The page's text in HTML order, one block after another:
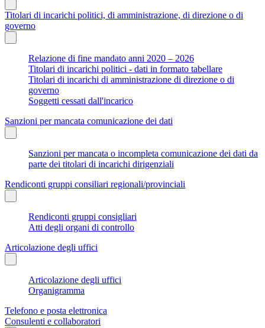
Titolari di incarichi politici, di amministrazione, di direzione o di
governo
Relazione di fine mandato anni 2020 – 2026
Titolari di incarichi politici - dati in formato tabellare
Titolari di incarichi di amministrazione di direzione o di
governo
Soggetti cessati dall'incarico
Sanzioni per mancata comunicazione dei dati
Sanzioni per mancata o incompleta comunicazione dei dati da
parte dei titolari di incarichi dirigenziali
Rendiconti gruppi consiliari regionali/provinciali
Rendiconti gruppi consigliari
Atti degli organi di controllo
Articolazione degli uffici
Articolazione degli uffici
Organigramma
Telefono e posta elettronica
Consulenti e collaboratori